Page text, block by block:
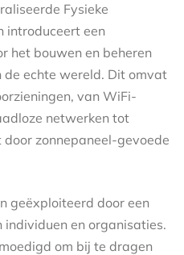
Fysieke
introduceert een
het bouwen en beheren
echte wereld. Dit omvat
van WiFi-
netwerken tot
zonnepaneel-gevoede
geëxploiteerd door een
en organisaties.
om bij te dragen